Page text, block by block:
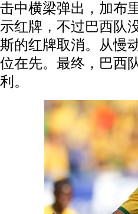
击中横梁弹出，加布
示红牌，不过巴西队
斯的红牌取消。从慢
位在先。最终，巴西
利。